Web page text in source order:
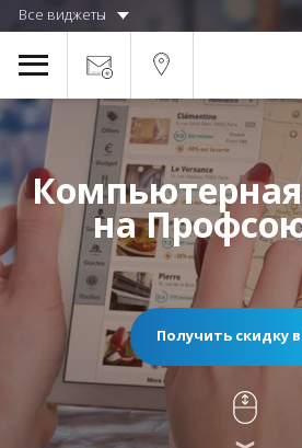
Все виджеты
на
Получить скидку в